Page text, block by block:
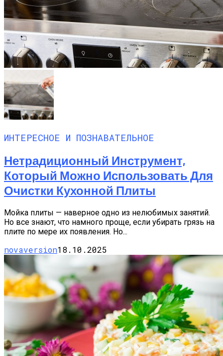
ИНТЕРЕСНОЕ И ПОЗНАВАТЕЛЬНОЕ
Нетрадиционный Инструмент,
Который Можно Использовать Для
Очистки Кухонной Плиты
Мойка плиты — наверное одно из нелюбимых занятий.
Но все знают, что намного проще, если убирать грязь на
плите по мере их появления. Но...
novaversion18.10.2025